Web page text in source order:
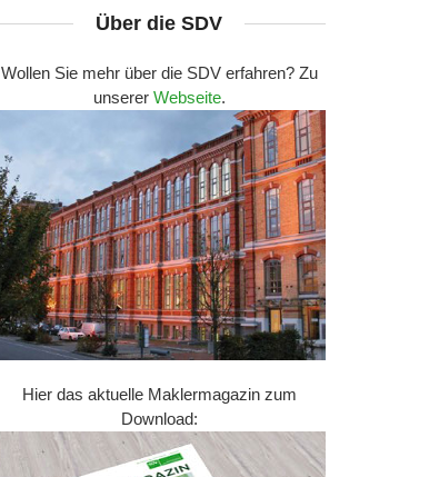
Über die SDV
Wollen Sie mehr über die SDV erfahren? Zu
unserer Webseite.
Hier das aktuelle Maklermagazin zum
Download: